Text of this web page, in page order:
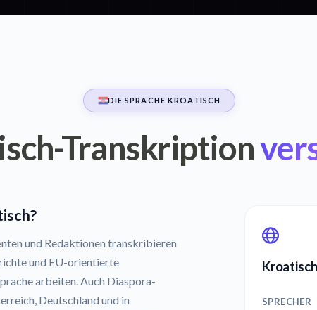
DIE SPRACHE KROATISCH
Transkription
und Redaktionen transkribieren
und EU-orientierte
arbeiten. Auch Diaspora-
Deutschland und in
SPRECHER